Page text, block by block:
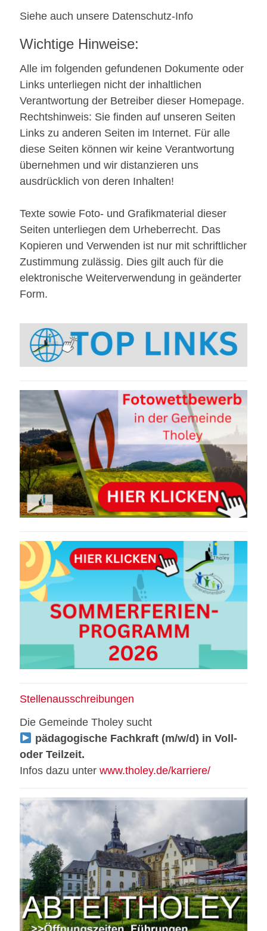
Siehe auch unsere Datenschutz-Info
Wichtige Hinweise:
Alle im folgenden gefundenen Dokumente oder
Links unterliegen nicht der inhaltlichen
Verantwortung der Betreiber dieser Homepage.
Rechtshinweis: Sie finden auf unseren Seiten
Links zu anderen Seiten im Internet. Für alle
diese Seiten können wir keine Verantwortung
übernehmen und wir distanzieren uns
ausdrücklich von deren Inhalten!
Texte sowie Foto- und Grafikmaterial dieser
Seiten unterliegen dem Urheberrecht. Das
Kopieren und Verwenden ist nur mit schriftlicher
Zustimmung zulässig. Dies gilt auch für die
elektronische Weiterverwendung in geänderter
Form.
Stellenausschreibungen
Die Gemeinde Tholey sucht
pädagogische Fachkraft (m/w/d) in Voll-
oder Teilzeit.
Infos dazu unter www.tholey.de/karriere/